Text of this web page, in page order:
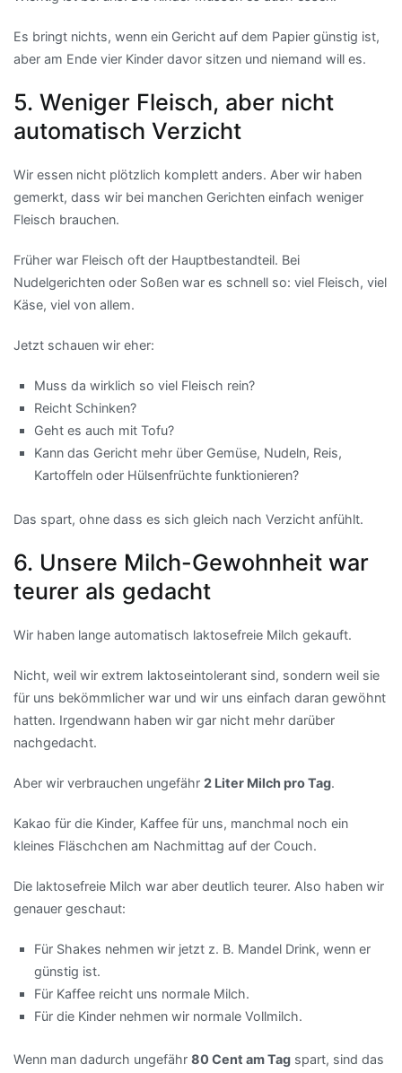
Es bringt nichts, wenn ein Gericht auf dem Papier günstig ist,
aber am Ende vier Kinder davor sitzen und niemand will es.
5. Weniger Fleisch, aber nicht
automatisch Verzicht
Wir essen nicht plötzlich komplett anders. Aber wir haben
gemerkt, dass wir bei manchen Gerichten einfach weniger
Fleisch brauchen.
Früher war Fleisch oft der Hauptbestandteil. Bei
Nudelgerichten oder Soßen war es schnell so: viel Fleisch, viel
Käse, viel von allem.
Jetzt schauen wir eher:
Muss da wirklich so viel Fleisch rein?
Reicht Schinken?
Geht es auch mit Tofu?
Kann das Gericht mehr über Gemüse, Nudeln, Reis,
Kartoffeln oder Hülsenfrüchte funktionieren?
Das spart, ohne dass es sich gleich nach Verzicht anfühlt.
6. Unsere Milch-Gewohnheit war
teurer als gedacht
Wir haben lange automatisch laktosefreie Milch gekauft.
Nicht, weil wir extrem laktoseintolerant sind, sondern weil sie
für uns bekömmlicher war und wir uns einfach daran gewöhnt
hatten. Irgendwann haben wir gar nicht mehr darüber
nachgedacht.
Aber wir verbrauchen ungefähr 2 Liter Milch pro Tag.
Kakao für die Kinder, Kaffee für uns, manchmal noch ein
kleines Fläschchen am Nachmittag auf der Couch.
Die laktosefreie Milch war aber deutlich teurer. Also haben wir
genauer geschaut:
Für Shakes nehmen wir jetzt z. B. Mandel Drink, wenn er
günstig ist.
Für Kaffee reicht uns normale Milch.
Für die Kinder nehmen wir normale Vollmilch.
Wenn man dadurch ungefähr 80 Cent am Tag spart, sind das